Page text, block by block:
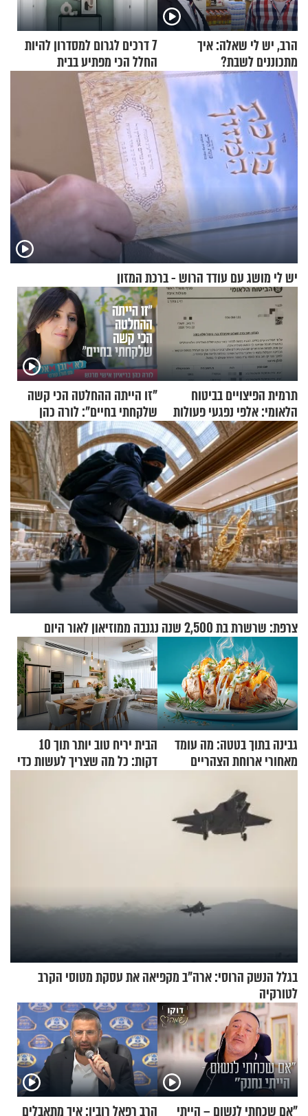
הרב, יש לי שאלה: איך
מתכוננים לשבת?
7 דרכים לגרום למסדרון להיות
החלל הכי מפתיע בבית
יש לי מושג עם עודד הרוש - ברכת המזון
תרמית הפיצויים בביטוח
הלאומי: אלפי נפגעי פעולות
איבה קיבלו כספים במירמה
"זו הייתה ההחלטה הכי קשה
שלקחתי בחיים": לורה כהן
בריאיון אישי מרגש
צרפת: שרשרת בת 2,500 שנה נגנבה ממוזיאון לאור היום
גבינה בתוך בטטה: מה עומד
מאחורי ארוחת הצהריים
הבית יריח טוב יותר תוך 10
דקות: כל מה שצריך לעשות כדי
בגלל הנשק הרוסי: ארה"ב מקפיאה את עסקת מטוסי הקרב
לטורקיה
"אם שכחתי לנשום – הייתי הרב רפאל רובין: איך מתאבלים